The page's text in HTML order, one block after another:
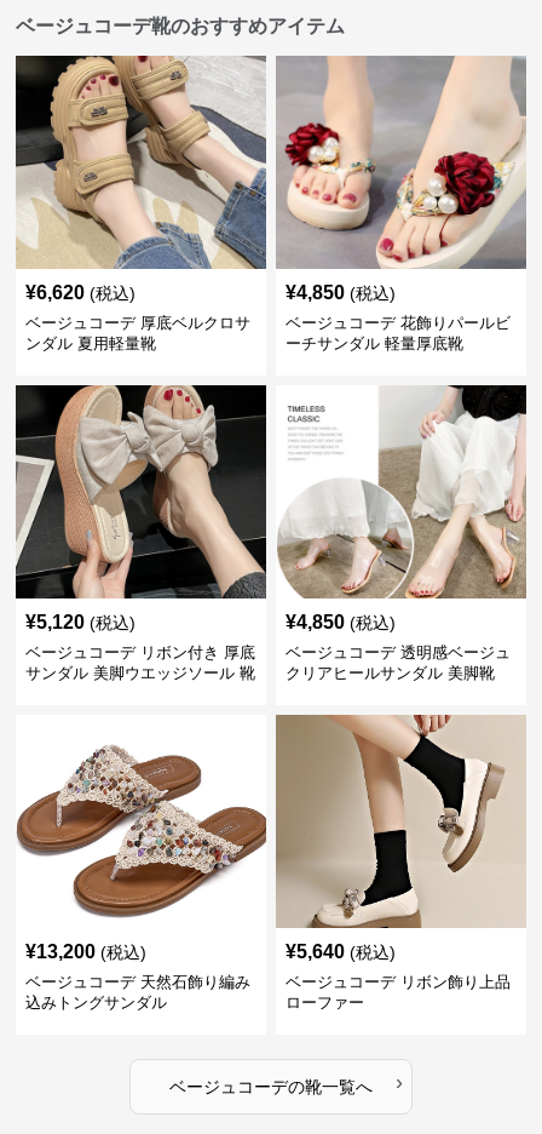
ベージュコーデ靴のおすすめアイテム
¥6,620 (税込)
ベージュコーデ 厚底ベルクロサ
ンダル 夏用軽量靴
¥4,850 (税込)
ベージュコーデ 花飾りパールビ
ーチサンダル 軽量厚底靴
¥5,120 (税込)
ベージュコーデ リボン付き 厚底
サンダル 美脚ウエッジソール 靴
¥4,850 (税込)
ベージュコーデ 透明感ベージュ
クリアヒールサンダル 美脚靴
¥13,200 (税込)
ベージュコーデ 天然石飾り編み
込みトングサンダル
¥5,640 (税込)
ベージュコーデ リボン飾り上品
ローファー
ベージュコーデの靴一覧へ ›